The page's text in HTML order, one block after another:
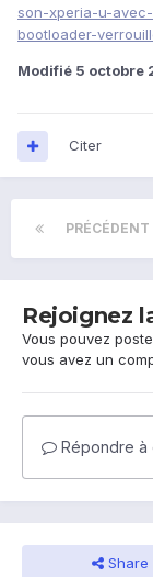
son-xperia-u-avec-
bootloader-
Modifié 5 octobre
Citer
PRÉCÉDENT
Rejoignez
Vous pouvez
vous avez un
Répondre à
Share